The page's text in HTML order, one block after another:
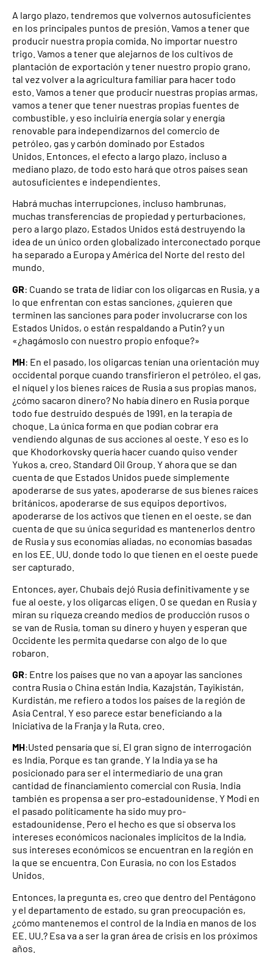
A largo plazo, tendremos que volvernos autosuficientes
en los principales puntos de presión. Vamos a tener que
producir nuestra propia comida. No importar nuestro
trigo. Vamos a tener que alejarnos de los cultivos de
plantación de exportación y tener nuestro propio grano,
tal vez volver a la agricultura familiar para hacer todo
esto. Vamos a tener que producir nuestras propias armas,
vamos a tener que tener nuestras propias fuentes de
combustible, y eso incluiría energía solar y energía
renovable para independizarnos del comercio de
petróleo, gas y carbón dominado por Estados
Unidos. Entonces, el efecto a largo plazo, incluso a
mediano plazo, de todo esto hará que otros países sean
autosuficientes e independientes.
Habrá muchas interrupciones, incluso hambrunas,
muchas transferencias de propiedad y perturbaciones,
pero a largo plazo, Estados Unidos está destruyendo la
idea de un único orden globalizado interconectado porque
ha separado a Europa y América del Norte del resto del
mundo.
GR: Cuando se trata de lidiar con los oligarcas en Rusia, y a
lo que enfrentan con estas sanciones, ¿quieren que
terminen las sanciones para poder involucrarse con los
Estados Unidos, o están respaldando a Putin? y un
«¿hagámoslo con nuestro propio enfoque?»
MH: En el pasado, los oligarcas tenían una orientación muy
occidental porque cuando transfirieron el petróleo, el gas,
el níquel y los bienes raíces de Rusia a sus propias manos,
¿cómo sacaron dinero? No había dinero en Rusia porque
todo fue destruido después de 1991, en la terapia de
choque. La única forma en que podían cobrar era
vendiendo algunas de sus acciones al oeste. Y eso es lo
que Khodorkovsky quería hacer cuando quiso vender
Yukos a, creo, Standard Oil Group. Y ahora que se dan
cuenta de que Estados Unidos puede simplemente
apoderarse de sus yates, apoderarse de sus bienes raíces
británicos, apoderarse de sus equipos deportivos,
apoderarse de los activos que tienen en el oeste, se dan
cuenta de que su única seguridad es mantenerlos dentro
de Rusia y sus economías aliadas, no economías basadas
en los EE. UU. donde todo lo que tienen en el oeste puede
ser capturado.
Entonces, ayer, Chubais dejó Rusia definitivamente y se
fue al oeste, y los oligarcas eligen. O se quedan en Rusia y
miran su riqueza creando medios de producción rusos o
se van de Rusia, toman su dinero y huyen y esperan que
Occidente les permita quedarse con algo de lo que
robaron.
GR: Entre los países que no van a apoyar las sanciones
contra Rusia o China están India, Kazajstán, Tayikistán,
Kurdistán, me refiero a todos los países de la región de
Asia Central. Y eso parece estar beneficiando a la
Iniciativa de la Franja y la Ruta, creo.
MH:Usted pensaría que sí. El gran signo de interrogación
es India. Porque es tan grande. Y la India ya se ha
posicionado para ser el intermediario de una gran
cantidad de financiamiento comercial con Rusia. India
también es propensa a ser pro-estadounidense. Y Modi en
el pasado políticamente ha sido muy pro-
estadounidense. Pero el hecho es que si observa los
intereses económicos nacionales implícitos de la India,
sus intereses económicos se encuentran en la región en
la que se encuentra. Con Eurasia, no con los Estados
Unidos.
Entonces, la pregunta es, creo que dentro del Pentágono
y el departamento de estado, su gran preocupación es,
¿cómo mantenemos el control de la India en manos de los
EE. UU.? Esa va a ser la gran área de crisis en los próximos
años.